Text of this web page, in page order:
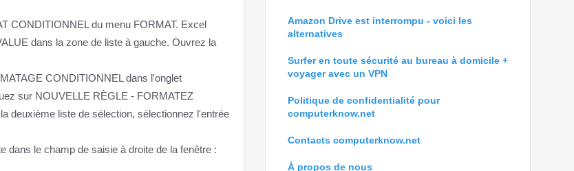
CONDITIONNEL du menu FORMAT. Excel
dans la zone de liste à gauche. Ouvrez la
CONDITIONNEL dans l'onglet
sur NOUVELLE RÈGLE - FORMATEZ
deuxième liste de sélection, sélectionnez l'entrée
le champ de saisie à droite de la fenêtre :
Amazon Drive est interrompu - voici les
alternatives
Surfer en toute sécurité au bureau à domicile +
voyager avec un VPN
Politique de confidentialité pour
computerknow.net
Contacts computerknow.net
À propos de nous